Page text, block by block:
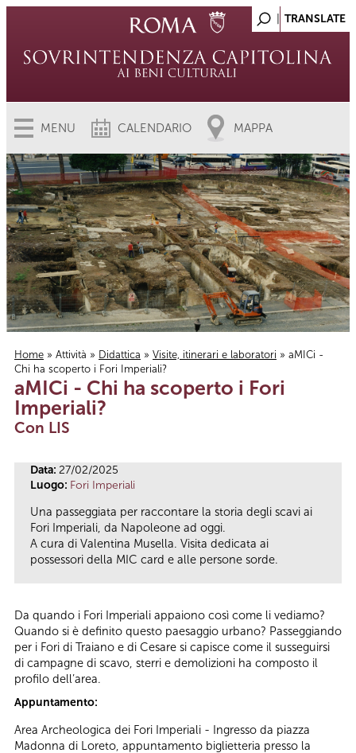
MENU CALENDARIO MAPPA
Tu sei qui
Home » Attività » Didattica » Visite, itinerari e laboratori » aMICi -
Chi ha scoperto i Fori Imperiali?
aMICi - Chi ha scoperto i Fori
Imperiali?
Con LIS
Data: 27/02/2025
Luogo: Fori Imperiali
Una passeggiata per raccontare la storia degli scavi ai
Fori Imperiali, da Napoleone ad oggi.
A cura di Valentina Musella. Visita dedicata ai
possessori della MIC card e alle persone sorde.
Da quando i Fori Imperiali appaiono così come li vediamo?
Quando si è definito questo paesaggio urbano? Passeggiando
per i Fori di Traiano e di Cesare si capisce come il susseguirsi
di campagne di scavo, sterri e demolizioni ha composto il
profilo dell’area.
Appuntamento:
Area Archeologica dei Fori Imperiali - Ingresso da piazza
Madonna di Loreto, appuntamento biglietteria presso la